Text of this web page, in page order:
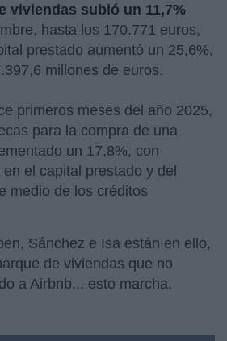
viviendas subió un 11,7%
hasta los 170.771 euros,
prestado aumentó un 25,6%,
millones de euros.
primeros meses del año 2025,
para la compra de una
un 17,8%, con
el capital prestado y del
medio de los créditos
Sánchez e Isa están en ello,
de viviendas que no
a Airbnb... esto marcha.